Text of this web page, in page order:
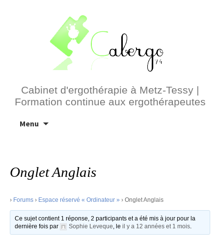
Cabinet d'ergothérapie à Metz-Tessy |
Formation continue aux ergothérapeutes
Menu
au
Onglet Anglais
› Forums › Espace réservé « Ordinateur » › Onglet Anglais
Ce sujet contient 1 réponse, 2 participants et a été mis à jour pour la
dernière fois par
Sophie Leveque, leil y a 12 années et 1 mois.